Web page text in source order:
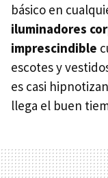
básico en
iluminadores
imprescindible
escotes y
es casi
llega el buen